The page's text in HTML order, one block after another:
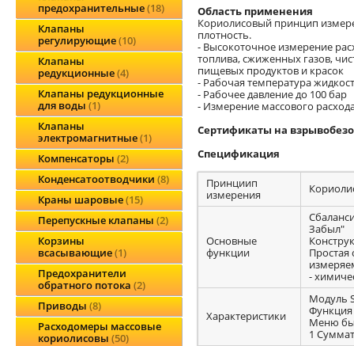
предохранительные 18
Клапаны
регулирующие 10
Клапаны
редукционные 4
Клапаны редукционные
для воды 1
Клапаны
электромагнитные 1
Компенсаторы 2
Конденсатоотводчики 8
Краны шаровые 15
Перепускные клапаны 2
Корзины
всасывающие 1
Предохранители
обратного потока 2
Приводы 8
Расходомеры массовые
кориолисовы 50
Область применения
Кориолисовый принцип
плотность.
- Высокоточное измерение
топлива, сжиженных газов,
пищевых продуктов и красок
- Рабочая температура
- Рабочее давление до 100 бар
- Измерение массового
Сертификаты на
Спецификация
Принциип
измерения
Основные
функции
Забыл"
Простая
-
Характеристики
Модуль
Функция
Меню
1